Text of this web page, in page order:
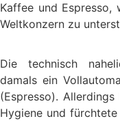
Kaffee und Espresso,
Weltkonzern zu
Die technisch
damals ein
(Espresso).
Hygiene und